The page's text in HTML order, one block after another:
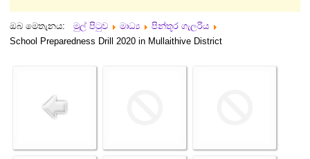
ඔබ මෙතැනය: මුල් පිටුව මාධ්‍ය
පින්තූර ගැලරිය
School Preparedness Drill 2020 in Mullaithive District